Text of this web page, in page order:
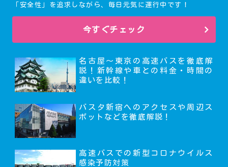
「安全性」を追求しながら、毎日元気に運行中です！
今すぐチェック
名古屋～東京の高速バスを徹底解
説！新幹線や車との料金・時間の
違いを比較！
バスタ新宿へのアクセスや周辺ス
ポットなどを徹底解説！
高速バスでの新型コロナウイルス
感染予防対策